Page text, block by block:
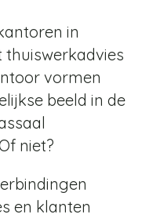
in
thuiswerkadvies
vormen
beeld in de
niet?
en klanten